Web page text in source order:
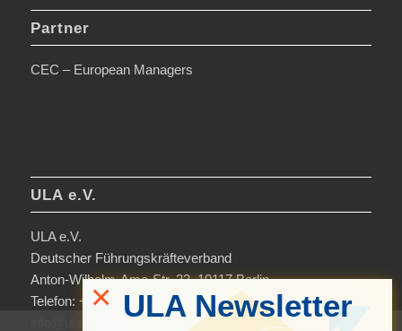
Partner
CEC – European Managers
ULA e.V.
ULA e.V.
Deutscher Führungskräfteverband
Anton-Wilhelm-Amo-Str. 33, 10117 Berlin
Telefon: +49 30-306963-0ULA Newsletter
×